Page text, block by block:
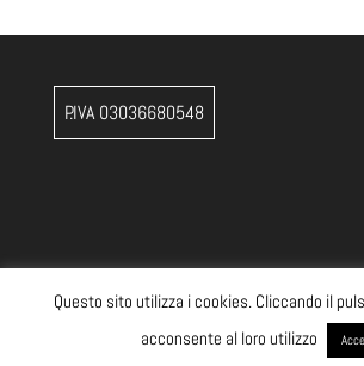
P.IVA 03036680548
Questo sito utilizza i cookies. Cliccando il
acconsente al loro utilizzo